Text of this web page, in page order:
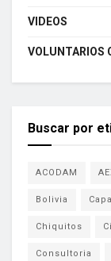
VIDEOS
VOLUNTARIOS
Buscar por
ACODAM
Bolivia
Chiquitos
Consultoria